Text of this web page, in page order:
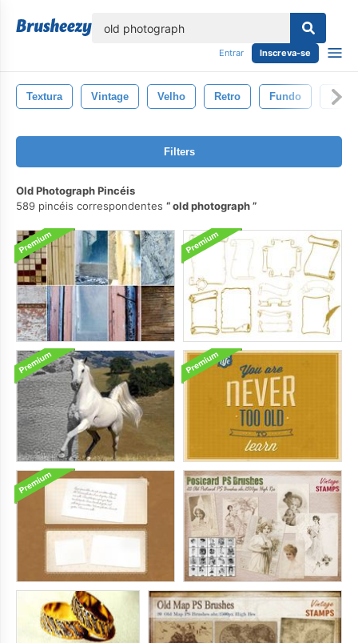
Entrar Inscreva-se
Textura Vintage Velho Retro Fundo
Filters
Old Photograph Pincéis
589 pincéis correspondentes
old photograph